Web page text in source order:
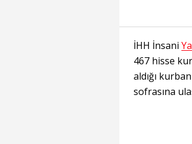
İHH İnsani
467 hisse
aldığı
sofrasına